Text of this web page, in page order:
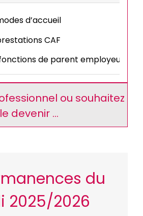
d’accueil
CAF
de parent employeur
ou souhaitez
le devenir ...
du
2025/2026